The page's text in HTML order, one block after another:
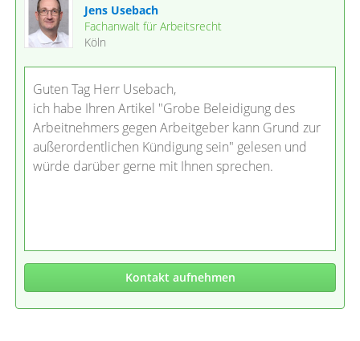
Jens Usebach
Fachanwalt für Arbeitsrecht
Köln
Guten Tag Herr Usebach,
ich habe Ihren Artikel "Grobe Beleidigung des
Arbeitnehmers gegen Arbeitgeber kann Grund zur
außerordentlichen Kündigung sein" gelesen und
würde darüber gerne mit Ihnen sprechen.
Kontakt aufnehmen